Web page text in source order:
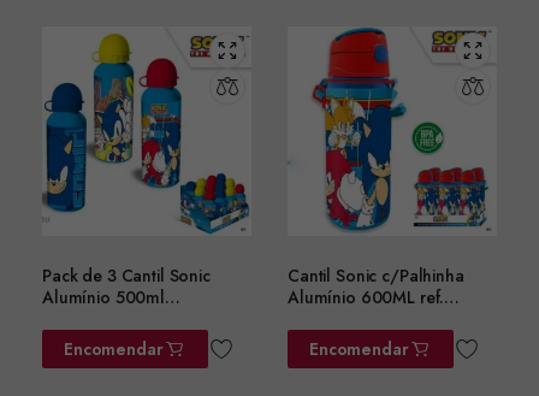
Pack de 3 Cantil Sonic
Alumínio 500ml
Encomendar
Cantil Sonic c/Palhinha
Alumínio 600ML ref.
Encomendar